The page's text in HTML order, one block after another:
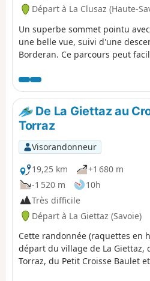
Départ à La Clusaz (Haute-
Un superbe sommet pointu
une belle vue, suivi d'une
Borderan. Ce parcours peut
mécaniques.
De La Giettaz au
Torraz
Visorandonneur
19,25 km
+1 680 m
-1 520 m
10h
Très difficile
Départ à La Giettaz (Savoie)
Cette randonnée (raquettes en
départ du village de La Giettaz,
Torraz, du Petit Croisse Baulet